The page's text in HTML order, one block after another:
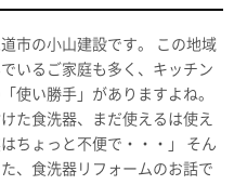
市の小山建設です。 この地域
いるご家庭も多く、キッチン
使い勝手」がありますよね。
けた食洗器、まだ使えるは使え
ちょっと不便で・・・」 そん
、食洗器リフォームのお話で